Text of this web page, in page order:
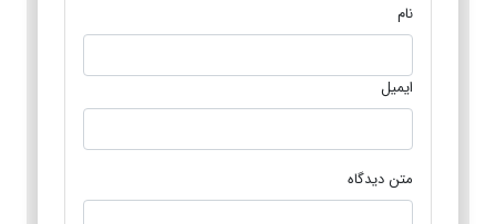
نام
ایمیل
متن دیدگاه